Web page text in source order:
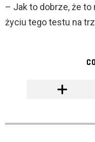
– Jak to dobrze, że to
życiu tego testu na